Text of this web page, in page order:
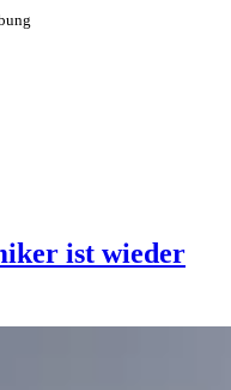
ist wieder